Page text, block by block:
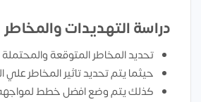
دراسة التهديدات والمخاطر
تحديد المخاطر المتوقعة والمحتملة
حيثما يتم تحديد تاثير المخاطر علي
كذلك يتم وضع افضل خطط